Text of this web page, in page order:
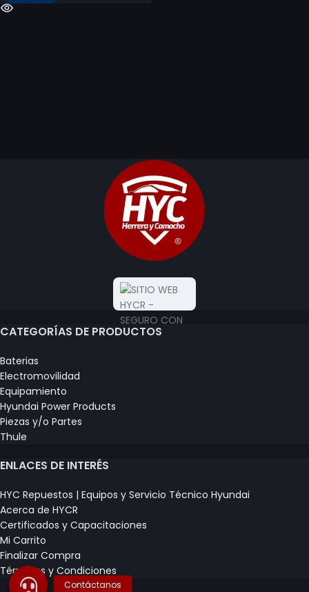
CATEGORÍAS DE PRODUCTOS
Baterias
Electromovilidad
Equipamiento
Hyundai Power Products
Piezas y/o Partes
Thule
ENLACES DE INTERÉS
HYC Repuestos | Equipos y Servicio Técnico Hyundai
Acerca de HYCR
Certificados y Capacitaciones
Mi Carrito
Finalizar Compra
Términos y Condiciones